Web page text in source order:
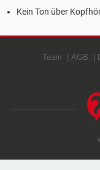
Kein Ton über
Team AGB